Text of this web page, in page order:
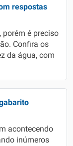
respostas
porém é preciso
Confira os
da água, com
acontecendo
inúmeros